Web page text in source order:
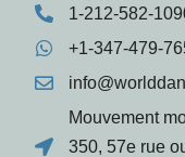
1-212-582-
+1-347-479-
Mouvement
350, 57e rue